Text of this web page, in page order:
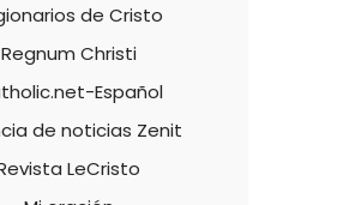
de Cristo
Regnum Christi
Español
de noticias Zenit
LeCristo